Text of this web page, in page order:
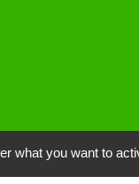
what you want to